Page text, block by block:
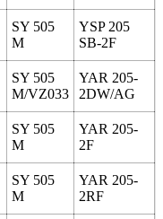
SY 505
M
YSP 205
SB-2F
SY 505
M/VZ033
YAR 205-
2DW/AG
SY 505
M
YAR 205-
2F
SY 505
M
YAR 205-
2RF